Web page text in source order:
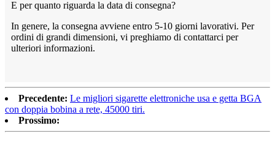
E per quanto riguarda la data di consegna?
In genere, la consegna avviene entro 5-10 giorni lavorativi. Per
ordini di grandi dimensioni, vi preghiamo di contattarci per
ulteriori informazioni.
Precedente: Le migliori sigarette elettroniche usa e getta BGA
con doppia bobina a rete, 45000 tiri.
Prossimo: